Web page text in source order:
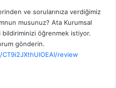
ve sorularınıza verdiğimiz
musunuz? Ata Kurumsal
bildiriminizi öğrenmek istiyor.
gönderin.
review